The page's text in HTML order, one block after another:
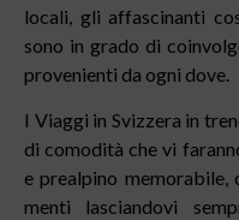
locali, gli affascinanti
sono in grado di
provenienti da ogni dove.
I Viaggi in Svizzera in
di comodità che vi
e prealpino memorabile,
menti lasciandovi